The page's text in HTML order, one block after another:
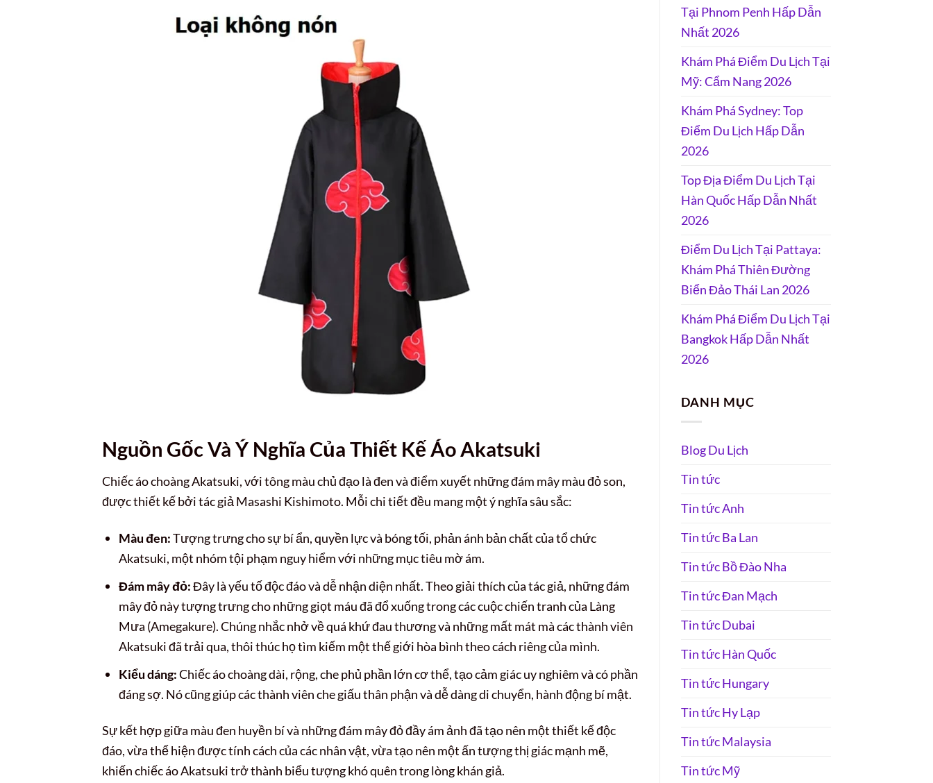
Nguồn Gốc Và Ý Nghĩa Của Thiết Kế Áo Akatsuki
Chiếc áo choàng Akatsuki, với tông màu chủ đạo là đen và điểm xuyết những đám mây màu đỏ son,
được thiết kế bởi tác giả Masashi Kishimoto. Mỗi chi tiết đều mang một ý nghĩa sâu sắc:
Màu đen:Tượng trưng cho sự bí ẩn, quyền lực và bóng tối, phản ánh bản chất của tổ chức
Akatsuki, một nhóm tội phạm nguy hiểm với những mục tiêu mờ ám.
Đám mây đỏ:Đây là yếu tố độc đáo và dễ nhận diện nhất. Theo giải thích của tác giả, những đám
mây đỏ này tượng trưng cho những giọt máu đã đổ xuống trong các cuộc chiến tranh của Làng
Mưa (Amegakure). Chúng nhắc nhở về quá khứ đau thương và những mất mát mà các thành viên
Akatsuki đã trải qua, thôi thúc họ tìm kiếm một thế giới hòa bình theo cách riêng của mình.
Kiểu dáng:Chiếc áo choàng dài, rộng, che phủ phần lớn cơ thể, tạo cảm giác uy nghiêm và có phần
đáng sợ. Nó cũng giúp các thành viên che giấu thân phận và dễ dàng di chuyển, hành động bí mật.
Sự kết hợp giữa màu đen huyền bí và những đám mây đỏ đầy ám ảnh đã tạo nên một thiết kế độc
đáo, vừa thể hiện được tính cách của các nhân vật, vừa tạo nên một ấn tượng thị giác mạnh mẽ,
khiến chiếc áo Akatsuki trở thành biểu tượng khó quên trong lòng khán giả.
Tại Phnom Penh Hấp Dẫn
Nhất 2026
Khám Phá Điểm Du Lịch Tại
Mỹ: Cẩm Nang 2026
Khám Phá Sydney: Top
Điểm Du Lịch Hấp Dẫn
2026
Top Địa Điểm Du Lịch Tại
Hàn Quốc Hấp Dẫn Nhất
2026
Điểm Du Lịch Tại Pattaya:
Khám Phá Thiên Đường
Biển Đảo Thái Lan 2026
Khám Phá Điểm Du Lịch Tại
Bangkok Hấp Dẫn Nhất
2026
DANH MỤC
Blog Du Lịch
Tin tức
Tin tức Anh
Tin tức Ba Lan
Tin tức Bồ Đào Nha
Tin tức Đan Mạch
Tin tức Dubai
Tin tức Hàn Quốc
Tin tức Hungary
Tin tức Hy Lạp
Tin tức Malaysia
Tin tức Mỹ